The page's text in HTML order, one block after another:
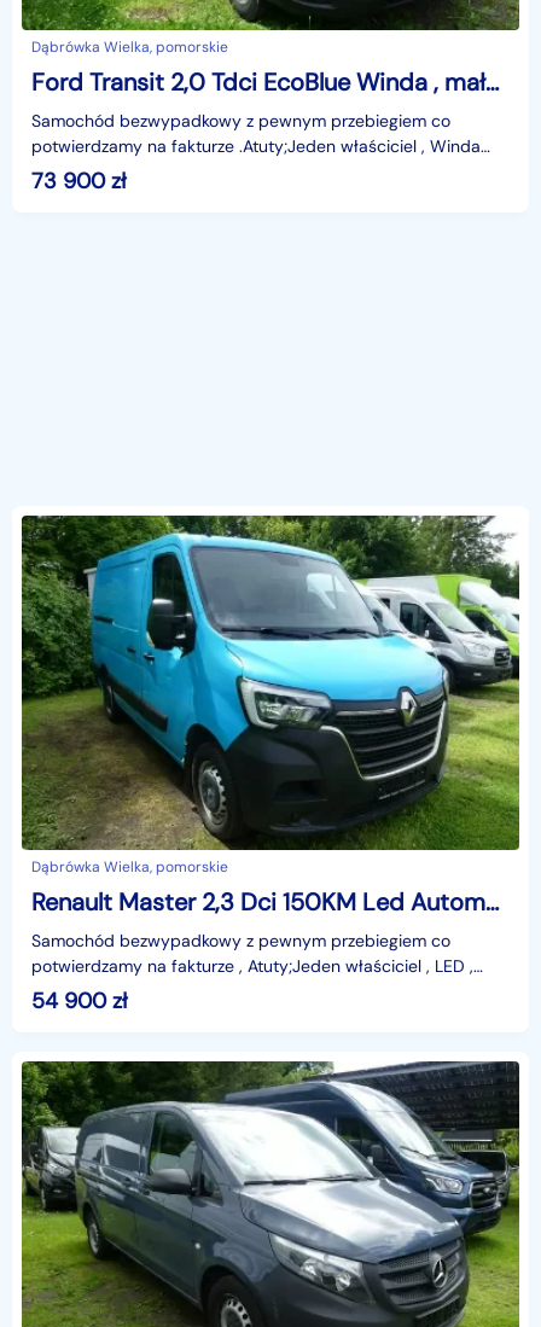
Dąbrówka Wielka, pomorskie
Ford Transit 2,0 Tdci EcoBlue Winda , mały przebieg , ładowność 1063kg
Samochód bezwypadkowy z pewnym przebiegiem co
potwierdzamy na fakturze .Atuty;Jeden właściciel , Winda
Holand 750kg , Kontener ; 3,85m x 2,2m x 2,2m , klimatyza
73 900zł
Dąbrówka Wielka, pomorskie
Renault Master 2,3 Dci 150KM Led Automat Kamera Model 2020 F. VAT23
Samochód bezwypadkowy z pewnym przebiegiem co
potwierdzamy na fakturze , Atuty;Jeden właściciel , LED ,
Kamera cofania , automatyczna skrzynia biegów , dodatkow
54 900zł